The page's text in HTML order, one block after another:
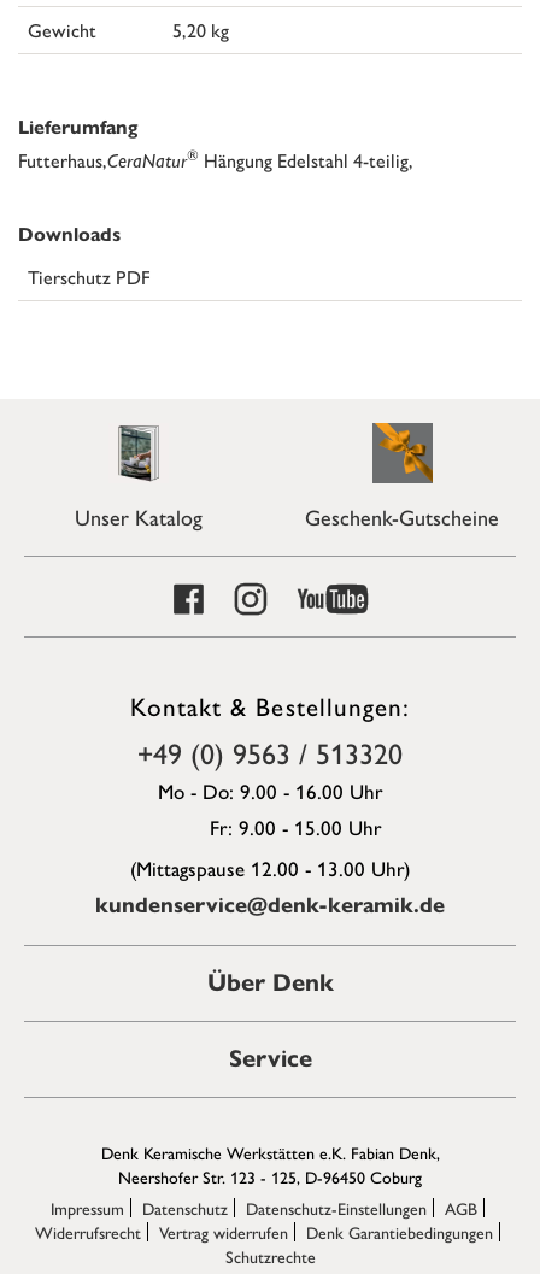
Gewicht
5,20 kg
Lieferumfang
Futterhaus,CeraNatur® Hängung Edelstahl 4-teilig,
Downloads
Tierschutz PDF
Unser Katalog Geschenk-Gutscheine
Kontakt & Bestellungen:
+49 (0) 9563 / 513320
Mo - Do: 9.00 - 16.00 Uhr
Fr: 9.00 - 15.00 Uhr
(Mittagspause 12.00 - 13.00 Uhr)
kundenservice@denk-keramik.de
Über Denk
Service
Denk Keramische Werkstätten e.K. Fabian Denk,
Neershofer Str. 123 - 125, D-96450 Coburg
Impressum
Datenschutz Datenschutz-Einstellungen
AGB
Widerrufsrecht
Vertrag widerrufen
Denk Garantiebedingungen
Schutzrechte